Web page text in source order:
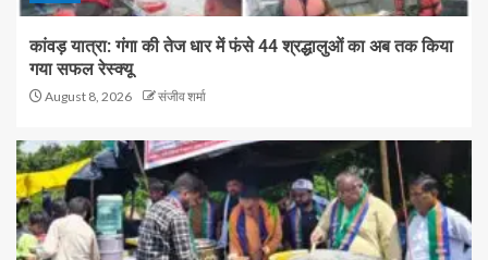
कांवड़ यात्रा: गंगा की तेज धार में फंसे 44 श्रद्धालुओं का अब तक किया
गया सफल रेस्क्यू
August 8, 2026 संजीव शर्मा